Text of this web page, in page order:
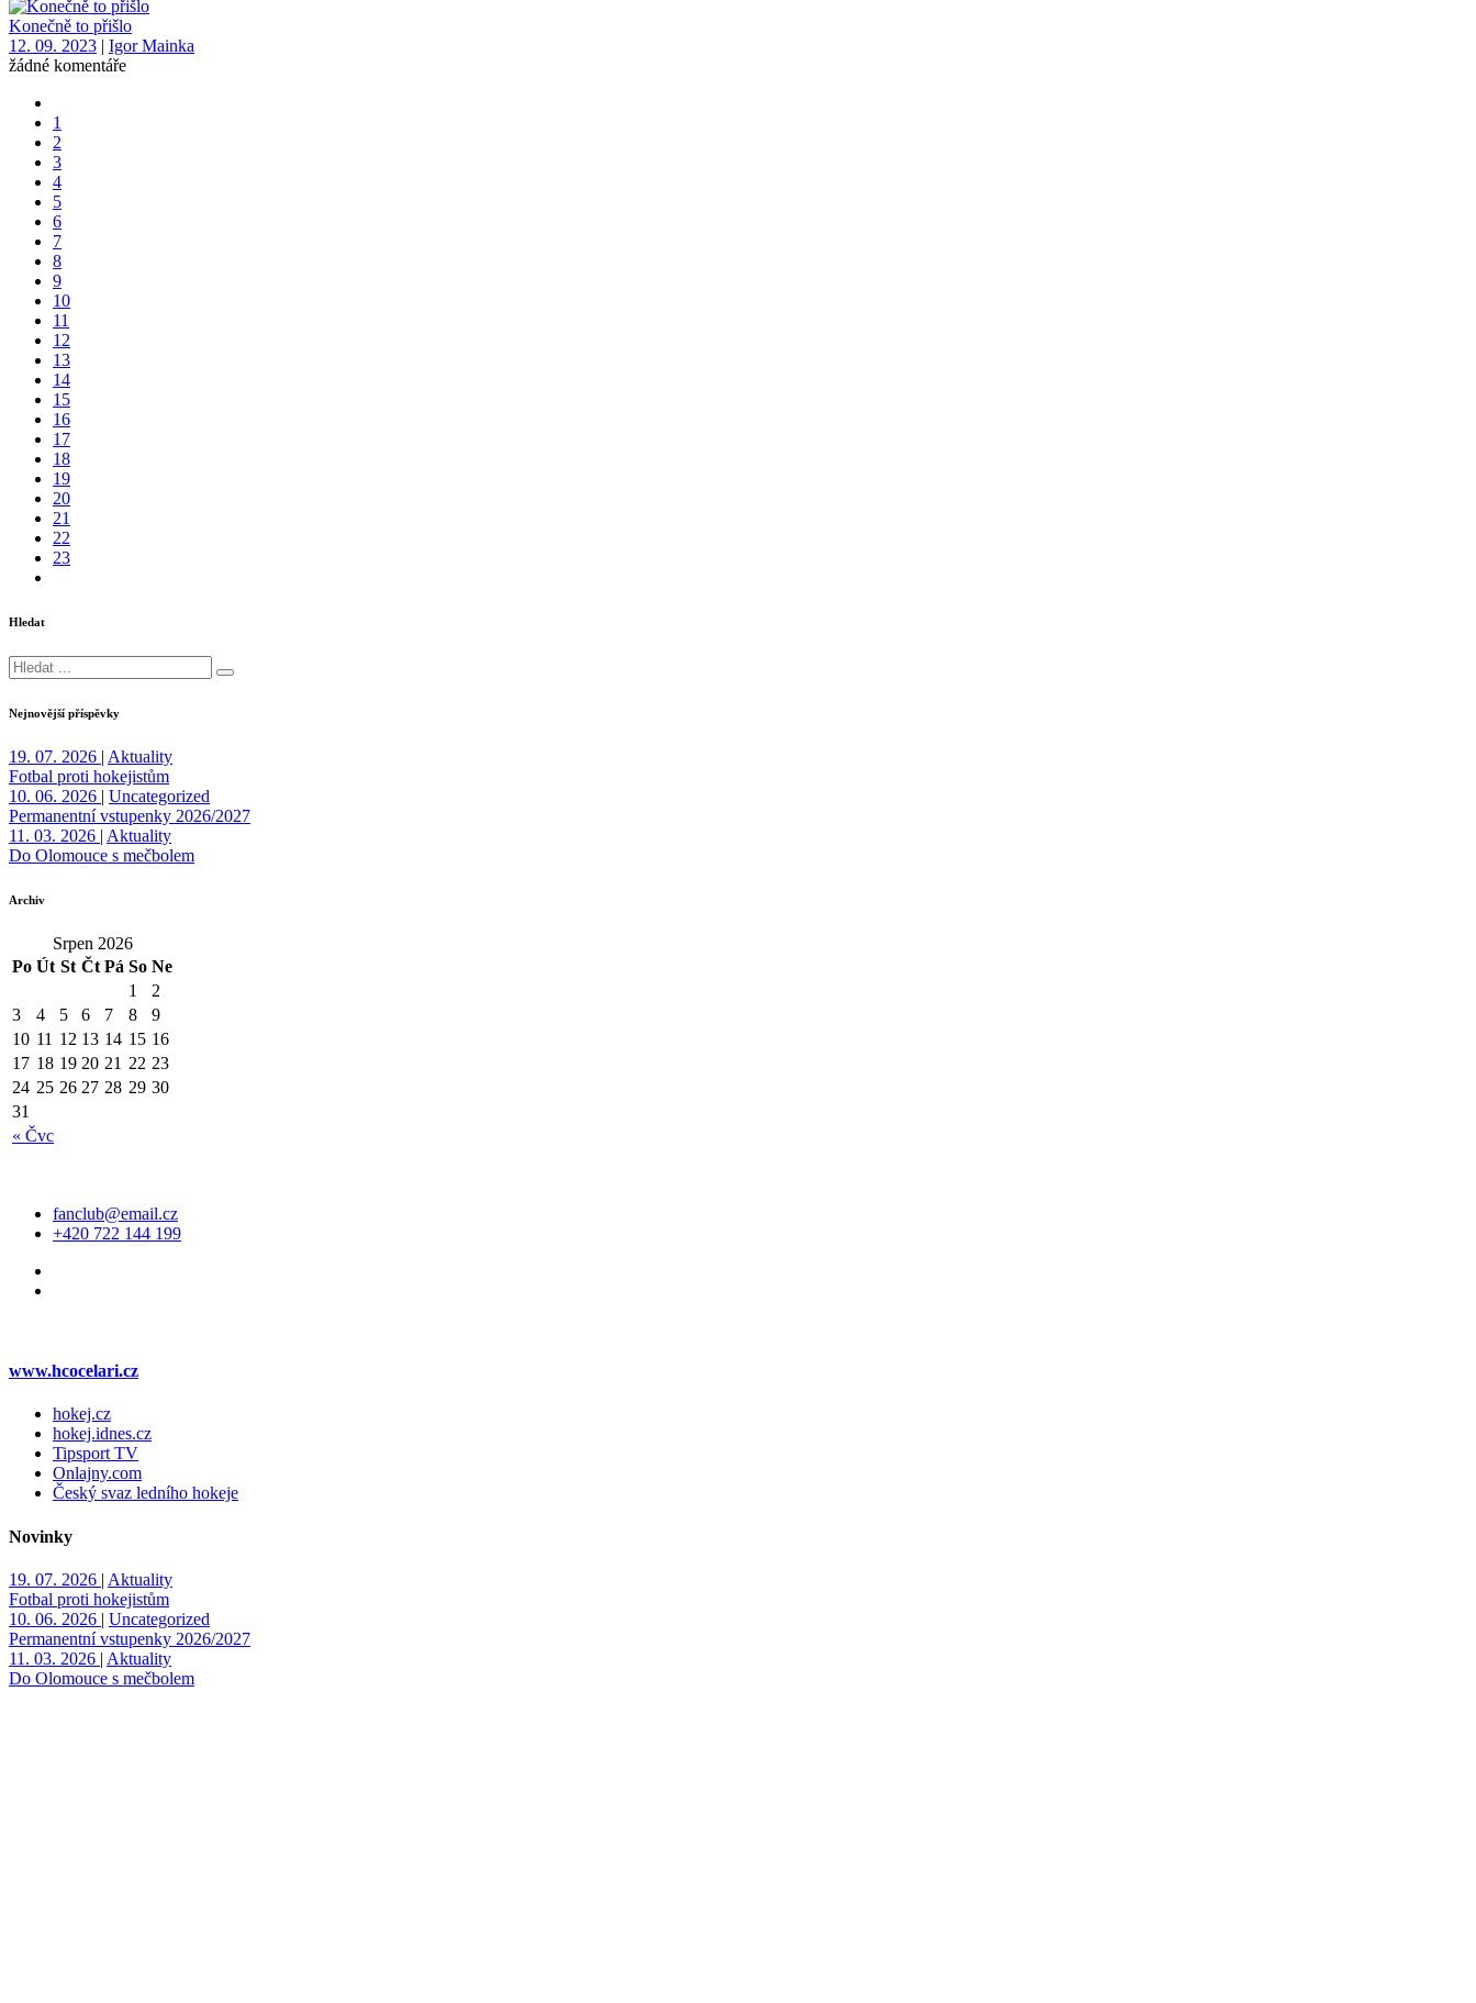
Konečně to přišlo
12. 09. 2023 | Igor Mainka
žádné komentáře
1
2
3
4
5
6
7
8
9
10
11
12
13
14
15
16
17
18
19
20
21
22
23
Hledat
Nejnovější příspěvky
19. 07. 2026 | Aktuality
Fotbal proti hokejistům
10. 06. 2026 | Uncategorized
Permanentní vstupenky 2026/2027
11. 03. 2026 | Aktuality
Do Olomouce s mečbolem
Archiv
Srpen 2026
Po Út St Čt Pá So Ne
« Čvc
1
2
3
4 5 6 7 8
9
10 11 12 13 14 15 16
17 18 19 20 21 22 23
24 25 26 27 28 29 30
31
fanclub@email.cz
+420 722 144 199
www.hcocelari.cz
hokej.cz
hokej.idnes.cz
Tipsport TV
Onlajny.com
Český svaz ledního hokeje
Novinky
19. 07. 2026 | Aktuality
Fotbal proti hokejistům
10. 06. 2026 | Uncategorized
Permanentní vstupenky 2026/2027
11. 03. 2026 | Aktuality
Do Olomouce s mečbolem